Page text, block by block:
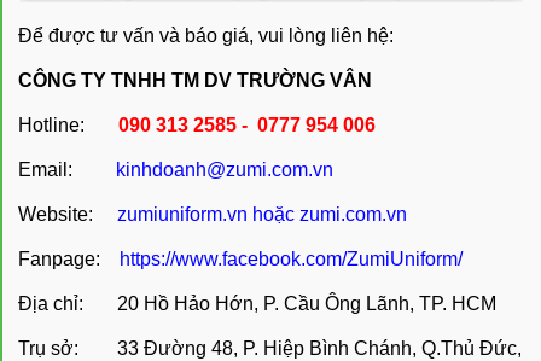
Để được tư vấn và báo giá, vui lòng liên hệ:
CÔNG TY TNHH TM DV TRƯỜNG VÂN
Hotline: 090 313 2585 - 0777 954 006
Email: kinhdoanh@zumi.com.vn
Website: zumiuniform.vn hoặc zumi.com.vn
Fanpage: https://www.facebook.com/ZumiUniform/
Địa chỉ: 20 Hồ Hảo Hớn, P. Cầu Ông Lãnh, TP. HCM
Trụ sở: 33 Đường 48, P. Hiệp Bình Chánh, Q.Thủ Đức,